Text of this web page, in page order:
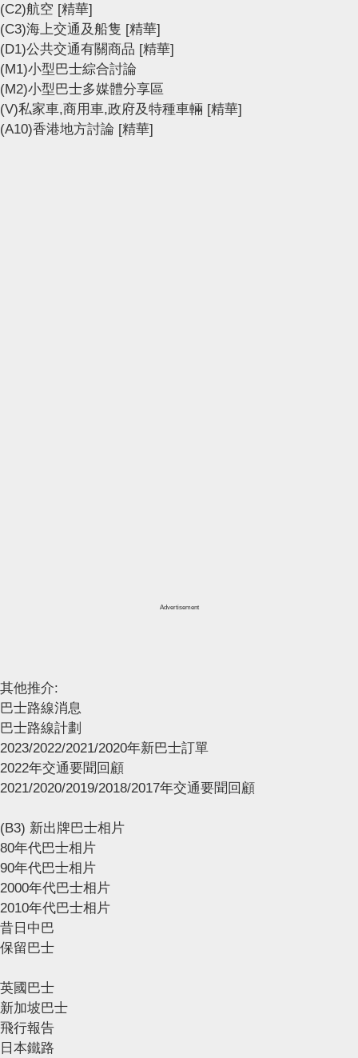
(C2)航空 [精華]
(C3)海上交通及船隻 [精華]
(D1)公共交通有關商品 [精華]
(M1)小型巴士綜合討論
(M2)小型巴士多媒體分享區
(V)私家車,商用車,政府及特種車輛 [精華]
(A10)香港地方討論 [精華]
Advertisement
其他推介:
巴士路線消息
巴士路線計劃
2023/2022/2021/2020年新巴士訂單
2022年交通要聞回顧
2021/2020/2019/2018/2017年交通要聞回顧
(B3) 新出牌巴士相片
80年代巴士相片
90年代巴士相片
2000年代巴士相片
2010年代巴士相片
昔日中巴
保留巴士
英國巴士
新加坡巴士
飛行報告
日本鐵路